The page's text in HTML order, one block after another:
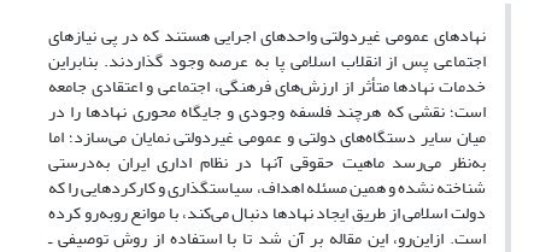
نهادهای عمومی غیردولتی واحدهای اجرایی هستند که در پی نیازهای
اجتماعی پس از انقلاب اسلامی پا به عرصه وجود گذاردند. بنابراین
خدمات نهادها متأثر از ارزش‌های فرهنگی، اجتماعی و اعتقادی جامعه
است؛ نقشی که هر‌چند فلسفه وجودی و جایگاه محوری نهادها را در
میان سایر دستگاه‌های دولتی و عمومی غیردولتی نمایان می‌سازد؛ اما
به‌نظر می‌رسد ماهیت حقوقی آنها در نظام اداری ایران به‌درستی
شناخته نشده و همین مسئله اهداف، سیاستگذاری و کارکردهایی را که
دولت اسلامی از طریق ایجاد نهادها دنبال می‌کند، با موانع روبه‌رو کرده
است. ازاین‌رو، این مقاله بر آن شد تا با استفاده از روش توصیفی ـ